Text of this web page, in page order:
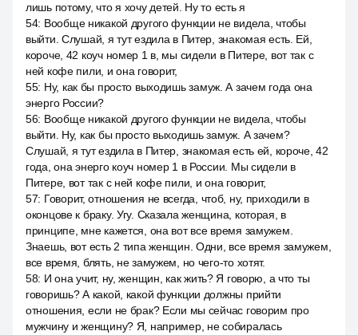
лишь потому, что я хочу детей. Ну то есть я
54: Вообще никакой другого функции не видела, чтобы
выйти. Слушай, я тут ездила в Питер, знакомая есть. Ей,
короче, 42 коуч номер 1 в, мы сидели в Питере, вот так с
ней кофе пили, и она говорит,
55: Ну, как бы просто выходишь замуж. А зачем года она
энерго России?
56: Вообще никакой другого функции не видела, чтобы
выйти. Ну, как бы просто выходишь замуж. А зачем?
Слушай, я тут ездила в Питер, знакомая есть ей, короче, 42
года, она энерго коуч номер 1 в России. Мы сидели в
Питере, вот так с ней кофе пили, и она говорит,
57: Говорит, отношения не всегда, чтоб, ну, приходили в
оконцове к браку. Угу. Сказала женщина, которая, в
принципе, мне кажется, она вот все время замужем.
Знаешь, вот есть 2 типа женщин. Одни, все время замужем,
все время, блять, не замужем, но чего-то хотят.
58: И она учит, ну, женщин, как жить? Я говорю, а что ты
говоришь? А какой, какой функции должны прийти
отношения, если не брак? Если мы сейчас говорим про
мужчину и женщину? Я, например, не собиралась